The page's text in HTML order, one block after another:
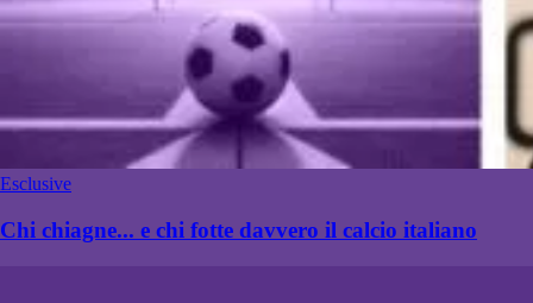
Esclusive
Chi chiagne... e chi fotte davvero il calcio italiano